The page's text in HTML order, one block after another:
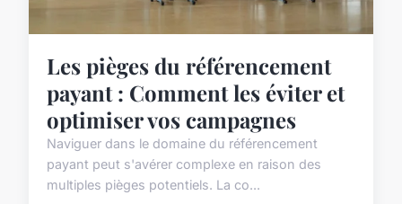
Les pièges du référencement
payant : Comment les éviter et
optimiser vos campagnes
Naviguer dans le domaine du référencement
payant peut s'avérer complexe en raison des
multiples pièges potentiels. La co...